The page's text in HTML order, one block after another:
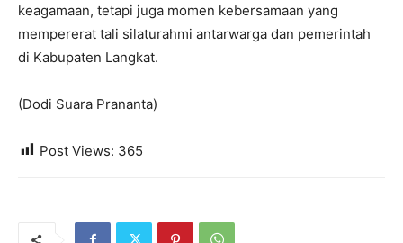
keagamaan, tetapi juga momen kebersamaan yang
mempererat tali silaturahmi antarwarga dan pemerintah
di Kabupaten Langkat.
(Dodi Suara Prananta)
Post Views: 365